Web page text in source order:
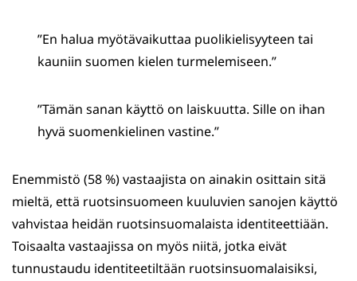
”En halua myötävaikuttaa puolikielisyyteen tai
kauniin suomen kielen turmelemiseen.”
”Tämän sanan käyttö on laiskuutta. Sille on ihan
hyvä suomenkielinen vastine.”
Enemmistö (58 %) vastaajista on ainakin osittain sitä
mieltä, että ruotsinsuomeen kuuluvien sanojen käyttö
vahvistaa heidän ruotsinsuomalaista identiteettiään.
Toisaalta vastaajissa on myös niitä, jotka eivät
tunnustaudu identiteetiltään ruotsinsuomalaisiksi,